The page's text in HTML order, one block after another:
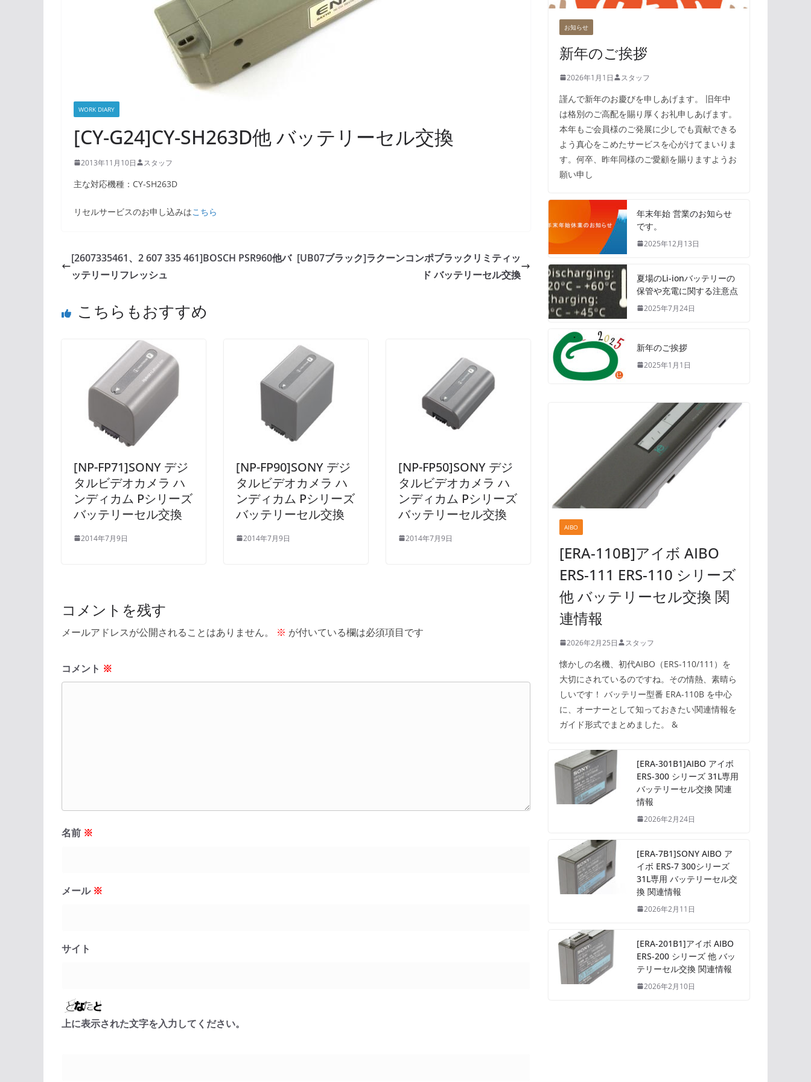
WORK DIARY
[CY-G24]CY-SH263D他 バッテリーセル交換
2013年11月10日 スタッフ
主な対応機種：CY-SH263D
リセルサービスのお申し込みはこちら
[2607335461、2 607 335 461]BOSCH PSR960他バ
ッテリーリフレッシュ
[UB07ブラック]ラクーンコンポブラックリミティッ
ド バッテリーセル交換
こちらもおすすめ
[NP-FP71]SONY デジ
タルビデオカメラ ハ
ンディカム Pシリーズ
バッテリーセル交換
2014年7月9日
[NP-FP90]SONY デジ
タルビデオカメラ ハ
ンディカム Pシリーズ
バッテリーセル交換
2014年7月9日
[NP-FP50]SONY デジ
タルビデオカメラ ハ
ンディカム Pシリーズ
バッテリーセル交換
2014年7月9日
コメントを残す
メールアドレスが公開されることはありません。 ※ が付いている欄は必須項目です
コメント ※
名前 ※
メール ※
サイト
上に表示された文字を入力してください。
お知らせ
新年のご挨拶
2026年1月1日 スタッフ
謹んで新年のお慶びを申しあげます。 旧年中
は格別のご高配を賜り厚くお礼申しあげます。
本年もご会員様のご発展に少しでも貢献できる
よう真心をこめたサービスを心がけてまいりま
す。何卒、昨年同様のご愛顧を賜りますようお
願い申し
年末年始 営業のお知らせ
です。
2025年12月13日
夏場のLi-ionバッテリーの
保管や充電に関する注意点
2025年7月24日
新年のご挨拶
2025年1月1日
AIBO
[ERA-110B]アイボ AIBO
ERS-111 ERS-110 シリーズ
他 バッテリーセル交換 関
連情報
2026年2月25日 スタッフ
懐かしの名機、初代AIBO（ERS-110/111）を
大切にされているのですね。その情熱、素晴ら
しいです！ バッテリー型番 ERA-110B を中心
に、オーナーとして知っておきたい関連情報を
ガイド形式でまとめました。 &
[ERA-301B1]AIBO アイボ
ERS-300 シリーズ 31L専用
バッテリーセル交換 関連
情報
2026年2月24日
[ERA-7B1]SONY AIBO ア
イボ ERS-7 300シリーズ
31L専用 バッテリーセル交
換 関連情報
2026年2月11日
[ERA-201B1]アイボ AIBO
ERS-200 シリーズ 他 バッ
テリーセル交換 関連情報
2026年2月10日